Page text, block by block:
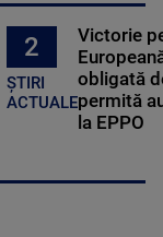
2
ȘTIRI
ACTUALE
Victorie
obligată
permită
la EPPO